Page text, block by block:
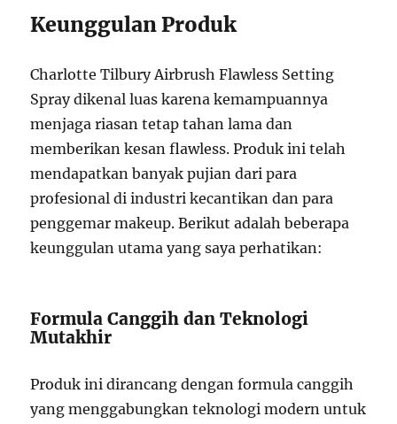
Keunggulan Produk
Charlotte Tilbury Airbrush Flawless Setting
Spray dikenal luas karena kemampuannya
menjaga riasan tetap tahan lama dan
memberikan kesan flawless. Produk ini telah
mendapatkan banyak pujian dari para
profesional di industri kecantikan dan para
penggemar makeup. Berikut adalah beberapa
keunggulan utama yang saya perhatikan:
Formula Canggih dan Teknologi
Mutakhir
Produk ini dirancang dengan formula canggih
yang menggabungkan teknologi modern untuk